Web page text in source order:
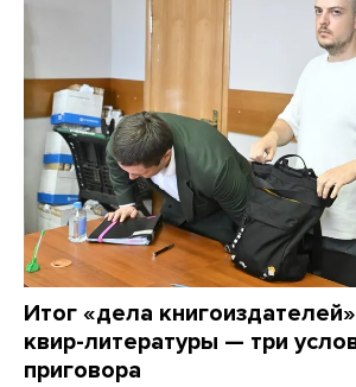
Итог «дела
квир-литературы — три
приговора